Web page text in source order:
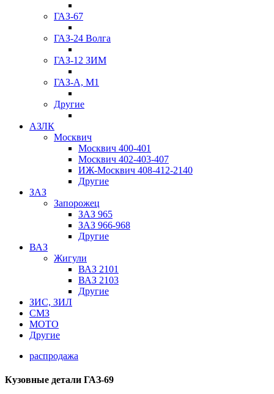
ГАЗ-67
ГАЗ-24 Волга
ГАЗ-12 ЗИМ
ГАЗ-А, М1
Другие
АЗЛК
Москвич
Москвич 400-401
Москвич 402-403-407
ИЖ-Москвич 408-412-2140
Другие
ЗАЗ
Запорожец
ЗАЗ 965
ЗАЗ 966-968
Другие
ВАЗ
Жигули
ВАЗ 2101
ВАЗ 2103
Другие
ЗИС, ЗИЛ
СМЗ
МОТО
Другие
распродажа
Кузовные детали ГАЗ-69